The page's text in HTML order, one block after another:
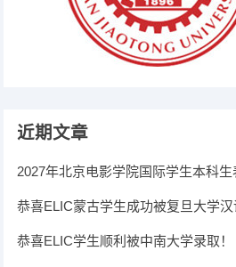
近期文章
2027年北京电影学院国际学生本科
恭喜ELIC蒙古学生成功被复旦大学汉
恭喜ELIC学生顺利被中南大学录取！